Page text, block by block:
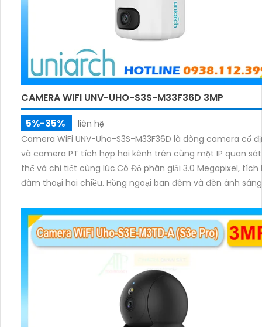
CAMERA WIFI UNV-UHO-S3S-M33F36D 3MP
5%-35%
liên hệ
Camera WiFi UNV-Uho-S3S-M33F36D là dòng camera cố
và camera PT tích hợp hai kênh trên cùng một IP quan
thể và chi tiết cùng lúc.Có Độ phân giải 3.0 Megapixel, tích
đàm thoại hai chiều. Hồng ngoại ban đêm và đèn ánh